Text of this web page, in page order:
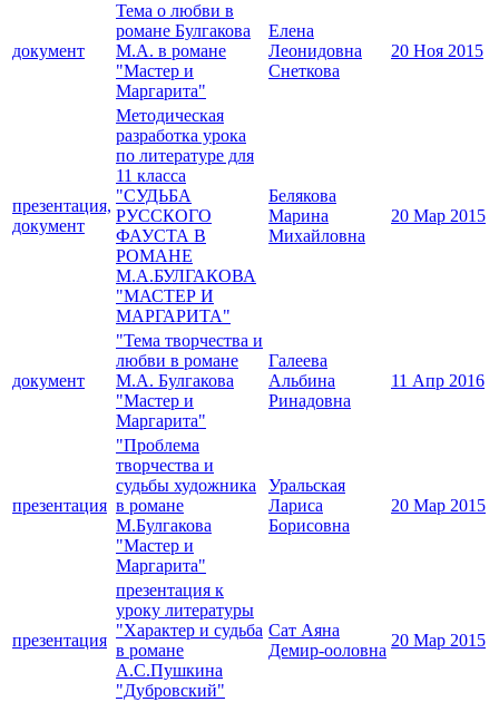
документ
Тема о любви в
романе Булгакова
М.А. в романе
"Мастер и
Маргарита"
Елена
Леонидовна
Снеткова
20 Ноя 2015
презентация,
документ
Методическая
разработка урока
по литературе для
11 класса
"СУДЬБА
РУССКОГО
ФАУСТА В
РОМАНЕ
М.А.БУЛГАКОВА
"МАСТЕР И
МАРГАРИТА"
Белякова
Марина
Михайловна
20 Мар 2015
документ
"Тема творчества и
любви в романе
М.А. Булгакова
"Мастер и
Маргарита"
Галеева
Альбина
Ринадовна
11 Апр 2016
презентация
"Проблема
творчества и
судьбы художника
в романе
М.Булгакова
"Мастер и
Маргарита"
Уральская
Лариса
Борисовна
20 Мар 2015
презентация
презентация к
уроку литературы
"Характер и судьба
в романе
А.С.Пушкина
"Дубровский"
Сат Аяна
Демир-ооловна
20 Мар 2015